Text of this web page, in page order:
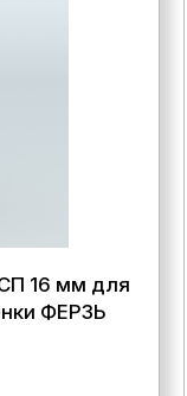
16 мм для
ФЕРЗЬ